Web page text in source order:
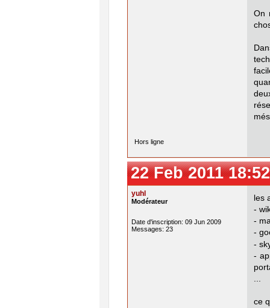
On
Hors ligne
22 Feb 2011
yuhl
Modérateur
Date d'inscription: 09 Jun 2009
Messages: 23
les
-
-
-
-
-
...
ce